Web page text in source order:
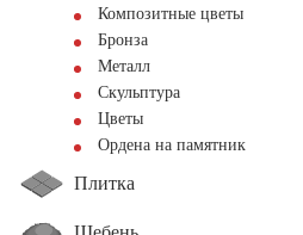
Композитные цветы
Бронза
Металл
Скульптура
Цветы
Ордена на памятник
Плитка